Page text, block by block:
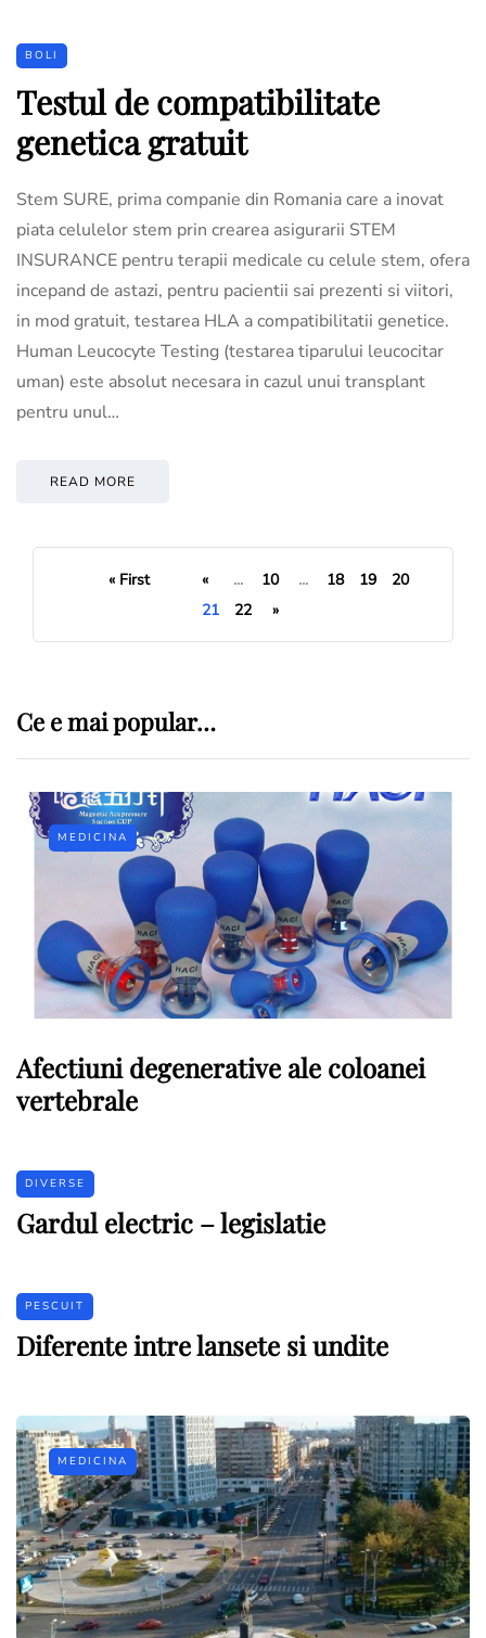
BOLI
Testul de compatibilitate
genetica gratuit
Stem SURE, prima companie din Romania care a inovat
piata celulelor stem prin crearea asigurarii STEM
INSURANCE pentru terapii medicale cu celule stem, ofera
incepand de astazi, pentru pacientii sai prezenti si viitori,
in mod gratuit, testarea HLA a compatibilitatii genetice.
Human Leucocyte Testing (testarea tiparului leucocitar
uman) este absolut necesara in cazul unui transplant
pentru unul…
READ MORE
« First « ... 10 ... 18 19
20
21
22 »
Ce e mai popular…
MEDICINA
Afectiuni degenerative ale coloanei
vertebrale
DIVERSE
Gardul electric – legislatie
PESCUIT
Diferente intre lansete si undite
MEDICINA